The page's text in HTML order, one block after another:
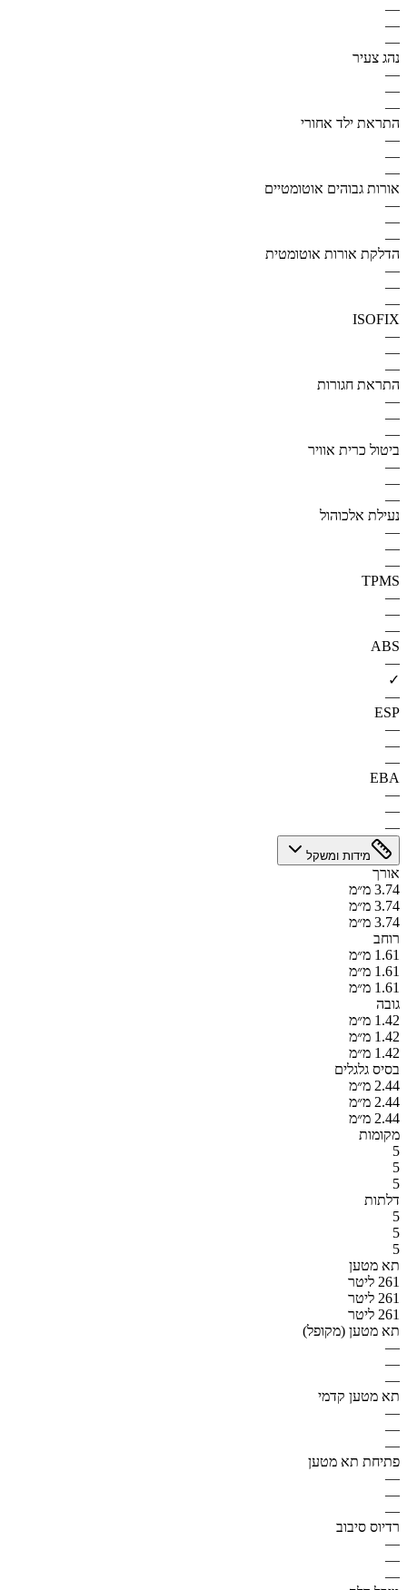
—
—
—
נהג צעיר
—
—
—
התראת ילד אחורי
—
—
—
אורות גבוהים אוטומטיים
—
—
—
הדלקת אורות אוטומטית
—
—
—
ISOFIX
—
—
—
התראת חגורות
—
—
—
ביטול כרית אוויר
—
—
—
נעילת אלכוהול
—
—
—
TPMS
—
—
—
ABS
—
✓
—
ESP
—
—
—
EBA
—
—
—
מידות ומשקל
אורך
3.74 מ״מ
3.74 מ״מ
3.74 מ״מ
רוחב
1.61 מ״מ
1.61 מ״מ
1.61 מ״מ
גובה
1.42 מ״מ
1.42 מ״מ
1.42 מ״מ
בסיס גלגלים
2.44 מ״מ
2.44 מ״מ
2.44 מ״מ
מקומות
5
5
5
דלתות
5
5
5
תא מטען
261 ליטר
261 ליטר
261 ליטר
תא מטען (מקופל)
—
—
—
תא מטען קדמי
—
—
—
פתיחת תא מטען
—
—
—
רדיוס סיבוב
—
—
—